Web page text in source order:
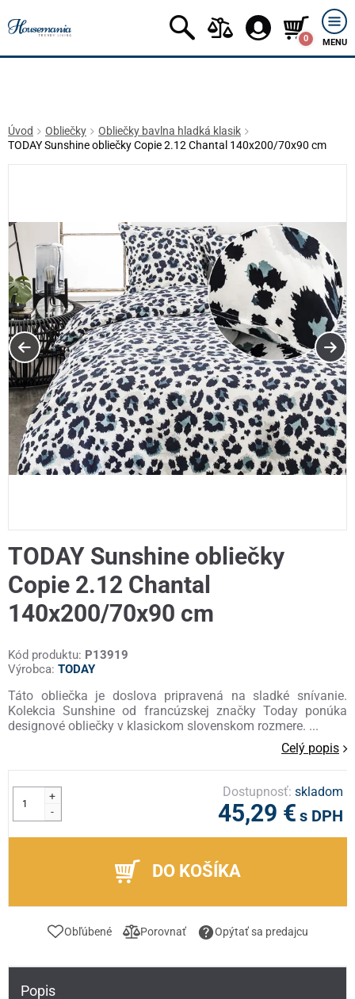
0 MENU
Úvod Obliečky
Obliečky bavlna hladká klasik
TODAY Sunshine obliečky Copie 2.12 Chantal 140x200/70x90 cm
TODAY Sunshine obliečky
Copie 2.12 Chantal
140x200/70x90 cm
Kód produktu: P13919
Výrobca: TODAY
Táto obliečka je doslova pripravená na sladké snívanie.
Kolekcia Sunshine od francúzskej značky Today ponúka
designové obliečky v klasickom slovenskom rozmere. ...
Celý popis
+
-
Dostupnosť:skladom
45,29 € s DPH
DO KOŠÍKA
Obľúbené Porovnať Opýtať sa predajcu
Popis